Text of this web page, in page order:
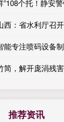
推荐资讯